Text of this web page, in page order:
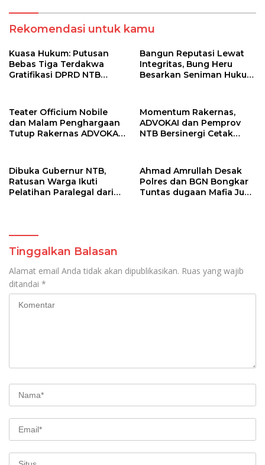
Rekomendasi untuk kamu
Kuasa Hukum: Putusan
Bebas Tiga Terdakwa
Gratifikasi DPRD NTB
Persidangan
Bangun Reputasi Lewat
Integritas, Bung Heru
Besarkan Seniman Hukum
Teater Officium Nobile
dan Malam Penghargaan
Tutup Rakernas ADVOKAI
Momentum Rakernas,
ADVOKAI dan Pemprov
NTB Bersinergi Cetak
Dibuka Gubernur NTB,
Ratusan Warga Ikuti
Pelatihan Paralegal dari
Ahmad Amrullah Desak
Polres dan BGN Bongkar
Tuntas dugaan Mafia Jual
Tinggalkan Balasan
Alamat email Anda tidak akan dipublikasikan. Ruas yang wajib
ditandai *